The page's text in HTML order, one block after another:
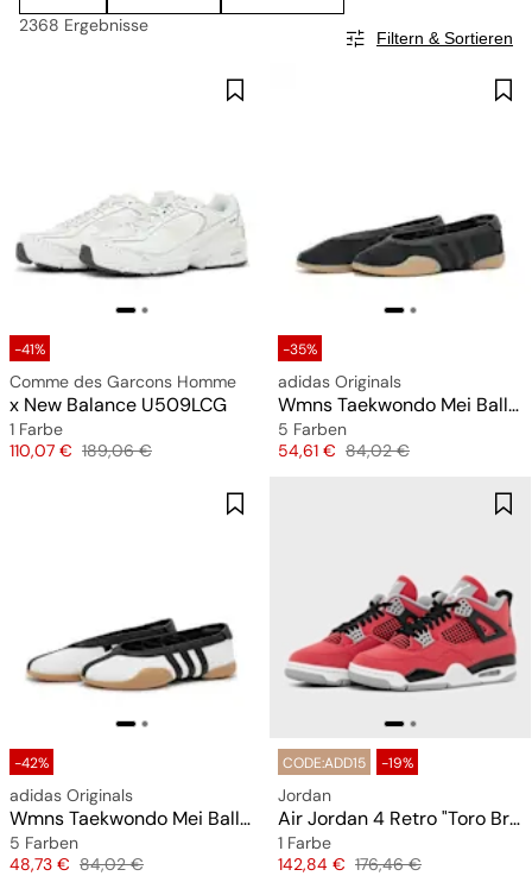
2368 Ergebnisse
Filtern & Sortieren
-41%
Comme des Garcons Homme
x New Balance U509LCG
1 Farbe
Preis
110,07 € Originalpreis
189,06 €
-35%
adidas Originals
Wmns Taekwondo Mei Ballet
5 Farben
Preis
54,61 € Originalpreis
84,02 €
-42%
adidas Originals
Wmns Taekwondo Mei Ballet
5 Farben
Preis
48,73 € Originalpreis
84,02 €
CODE:ADD15 -19%
Jordan
Air Jordan 4 Retro "Toro Bravo"
1 Farbe
Preis
142,84 € Originalpreis
176,46 €